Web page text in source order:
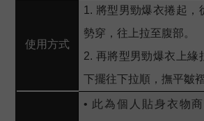
使用方式
1. 將型男勁爆衣捲起，
勢穿，往上拉至腹部。
2. 再將型男勁爆衣上緣
下擺往下拉順，撫平皺
• 此為個人貼身衣物